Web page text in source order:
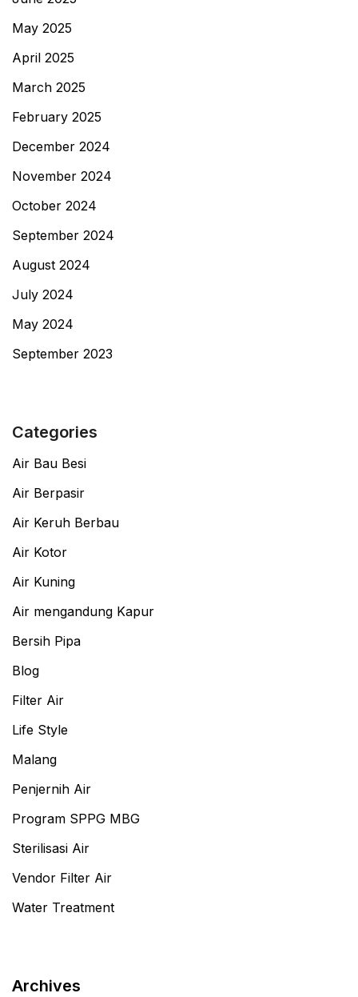
May 2025
April 2025
March 2025
February 2025
December 2024
November 2024
October 2024
September 2024
August 2024
July 2024
May 2024
September 2023
Categories
Air Bau Besi
Air Berpasir
Air Keruh Berbau
Air Kotor
Air Kuning
Air mengandung Kapur
Bersih Pipa
Blog
Filter Air
Life Style
Malang
Penjernih Air
Program SPPG MBG
Sterilisasi Air
Vendor Filter Air
Water Treatment
Archives